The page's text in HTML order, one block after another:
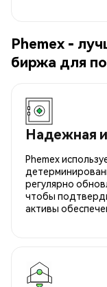
Phemex -
биржа для
Надежная
Phemex
регулярно
чтобы
активы